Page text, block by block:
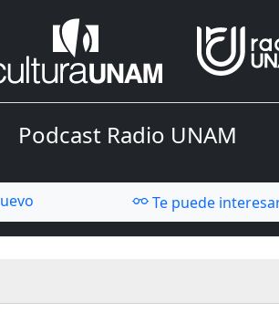
Podcast Radio UNAM
Te puede